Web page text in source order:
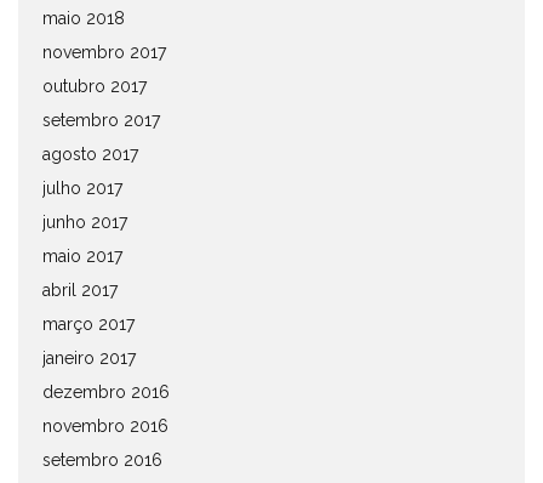
maio 2018
novembro 2017
outubro 2017
setembro 2017
agosto 2017
julho 2017
junho 2017
maio 2017
abril 2017
março 2017
janeiro 2017
dezembro 2016
novembro 2016
setembro 2016